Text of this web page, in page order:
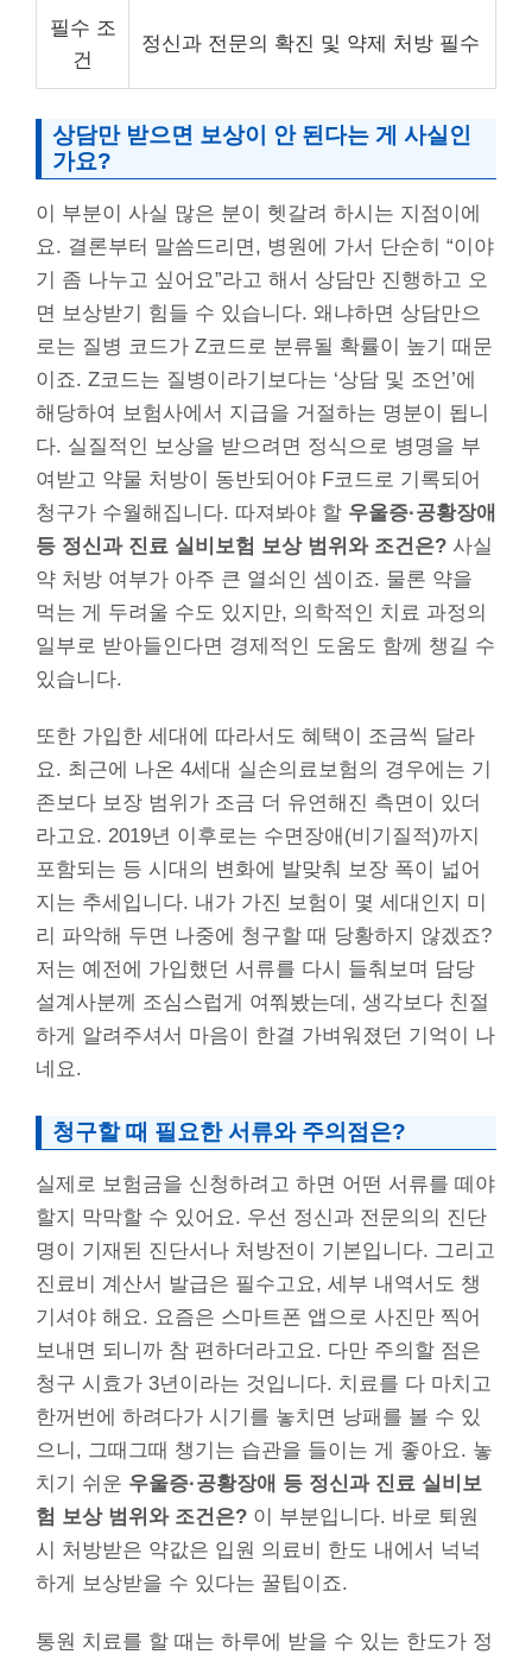
필수 조
건
정신과 전문의 확진 및 약제 처방 필수
상담만 받으면 보상이 안 된다는 게 사실인
가요?
이 부분이 사실 많은 분이 헷갈려 하시는 지점이에
요. 결론부터 말씀드리면, 병원에 가서 단순히 “이야
기 좀 나누고 싶어요”라고 해서 상담만 진행하고 오
면 보상받기 힘들 수 있습니다. 왜냐하면 상담만으
로는 질병 코드가 Z코드로 분류될 확률이 높기 때문
이죠. Z코드는 질병이라기보다는 ‘상담 및 조언’에
해당하여 보험사에서 지급을 거절하는 명분이 됩니
다. 실질적인 보상을 받으려면 정식으로 병명을 부
여받고 약물 처방이 동반되어야 F코드로 기록되어
청구가 수월해집니다. 따져봐야 할 우울증·공황장애
등 정신과 진료 실비보험 보상 범위와 조건은? 사실
약 처방 여부가 아주 큰 열쇠인 셈이죠. 물론 약을
먹는 게 두려울 수도 있지만, 의학적인 치료 과정의
일부로 받아들인다면 경제적인 도움도 함께 챙길 수
있습니다.
또한 가입한 세대에 따라서도 혜택이 조금씩 달라
요. 최근에 나온 4세대 실손의료보험의 경우에는 기
존보다 보장 범위가 조금 더 유연해진 측면이 있더
라고요. 2019년 이후로는 수면장애(비기질적)까지
포함되는 등 시대의 변화에 발맞춰 보장 폭이 넓어
지는 추세입니다. 내가 가진 보험이 몇 세대인지 미
리 파악해 두면 나중에 청구할 때 당황하지 않겠죠?
저는 예전에 가입했던 서류를 다시 들춰보며 담당
설계사분께 조심스럽게 여쭤봤는데, 생각보다 친절
하게 알려주셔서 마음이 한결 가벼워졌던 기억이 나
네요.
청구할 때 필요한 서류와 주의점은?
실제로 보험금을 신청하려고 하면 어떤 서류를 떼야
할지 막막할 수 있어요. 우선 정신과 전문의의 진단
명이 기재된 진단서나 처방전이 기본입니다. 그리고
진료비 계산서 발급은 필수고요, 세부 내역서도 챙
기셔야 해요. 요즘은 스마트폰 앱으로 사진만 찍어
보내면 되니까 참 편하더라고요. 다만 주의할 점은
청구 시효가 3년이라는 것입니다. 치료를 다 마치고
한꺼번에 하려다가 시기를 놓치면 낭패를 볼 수 있
으니, 그때그때 챙기는 습관을 들이는 게 좋아요. 놓
치기 쉬운 우울증·공황장애 등 정신과 진료 실비보
험 보상 범위와 조건은? 이 부분입니다. 바로 퇴원
시 처방받은 약값은 입원 의료비 한도 내에서 넉넉
하게 보상받을 수 있다는 꿀팁이죠.
통원 치료를 할 때는 하루에 받을 수 있는 한도가 정